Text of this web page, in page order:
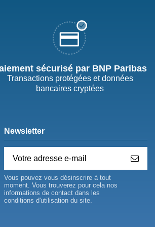
sécurisé par BNP Paribas
Transactions protégées et données
bancaires cryptées
Newsletter
Vous pouvez vous désinscrire à tout
moment. Vous trouverez pour cela nos
informations de contact dans les
conditions d'utilisation du site.